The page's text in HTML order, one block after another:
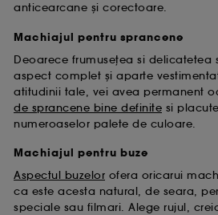
anticearcane și corectoare.
Machiajul pentru sprancene
Deoarece frumusețea si delicatetea
aspect complet și aparte
atitudinii tale, vei avea permanent
de sprancene bine definite si
numeroaselor palete de culoare.
Machiajul pentru buze
Aspectul buzelor ofera oricarui
ca este acesta natural, de seara,
speciale sau filmari. Alege rujul,